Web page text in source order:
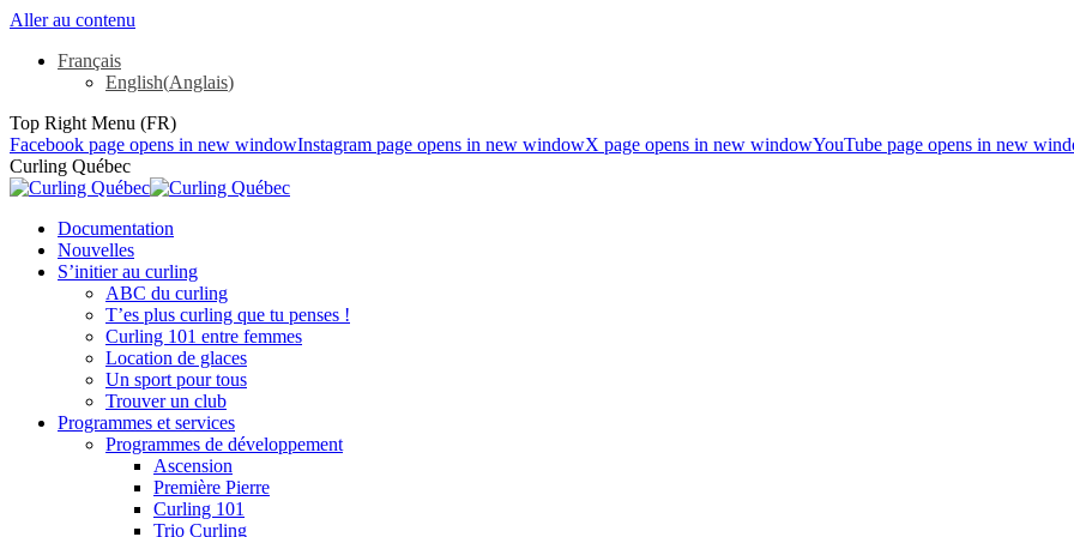
Aller au contenu
Français
English(Anglais)
Top Right Menu (FR)
Facebook page opens in new windowInstagram page opens in new windowX page opens in new windowYouTube page opens in new
Curling Québec
Documentation
Nouvelles
S’initier au curling
ABC du curling
T’es plus curling que tu penses !
Curling 101 entre femmes
Location de glaces
Un sport pour tous
Trouver un club
Programmes et services
Programmes de développement
Ascension
Première Pierre
Curling 101
Trio Curling